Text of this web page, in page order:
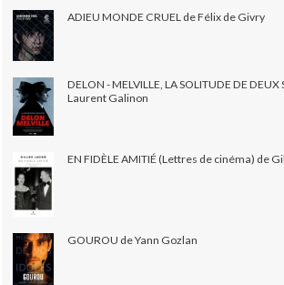
ADIEU MONDE CRUEL de Félix de Givry
DELON - MELVILLE, LA SOLITUDE DE
Laurent Galinon
EN FIDÈLE AMITIÉ (Lettres de cinéma) de
GOUROU de Yann Gozlan